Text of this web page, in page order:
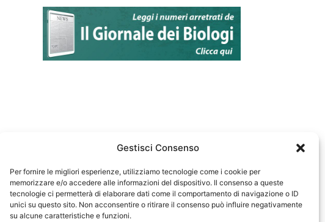
Gestisci Consenso
Per fornire le migliori esperienze, utilizziamo tecnologie come i cookie per
memorizzare e/o accedere alle informazioni del dispositivo. Il consenso a queste
tecnologie ci permetterà di elaborare dati come il comportamento di navigazione o ID
unici su questo sito. Non acconsentire o ritirare il consenso può influire negativamente
su alcune caratteristiche e funzioni.
80069130583